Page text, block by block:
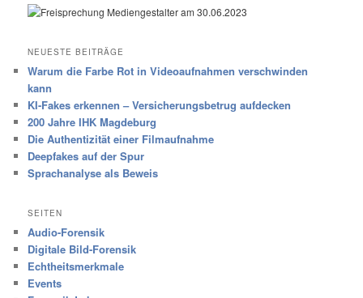
NEUESTE BEITRÄGE
Warum die Farbe Rot in Videoaufnahmen verschwinden
kann
KI-Fakes erkennen – Versicherungsbetrug aufdecken
200 Jahre IHK Magdeburg
Die Authentizität einer Filmaufnahme
Deepfakes auf der Spur
Sprachanalyse als Beweis
SEITEN
Audio-Forensik
Digitale Bild-Forensik
Echtheitsmerkmale
Events